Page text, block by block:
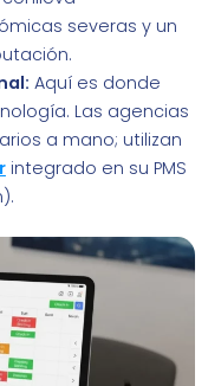
severas y un
Aquí es donde
Las agencias
a mano; utilizan
integrado en su PMS